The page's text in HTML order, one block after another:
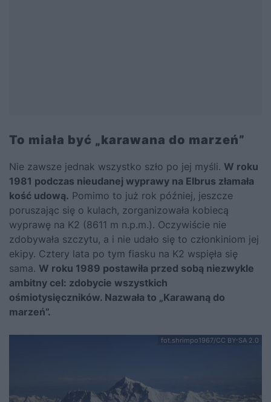
To miała być „karawana do marzeń”
Nie zawsze jednak wszystko szło po jej myśli. W roku
1981 podczas nieudanej wyprawy na Elbrus złamała
kość udową. Pomimo to już rok później, jeszcze
poruszając się o kulach, zorganizowała kobiecą
wyprawę na K2 (8611 m n.p.m.). Oczywiście nie
zdobywała szczytu, a i nie udało się to członkiniom jej
ekipy. Cztery lata po tym fiasku na K2 wspięła się
sama. W roku 1989 postawiła przed sobą niezwykle
ambitny cel: zdobycie wszystkich
ośmiotysięczników. Nazwała to „Karawaną do
marzeń”.
fot.shrimpo1967/CC BY-SA 2.0